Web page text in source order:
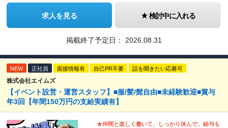
求人を見る 検討中に入れる
掲載終了予定日： 2026.08.31
NEW 正社員 面接情報有 自己PR不要 話を聞きたい応募可
株式会社エイムズ
【イベント設営・運営スタッフ】■服/髪/髭自由■未経験歓迎■賞与
年3回【年間150万円の支給実績有】
★仲間と楽しく働いて、しっかり休んで、給与も